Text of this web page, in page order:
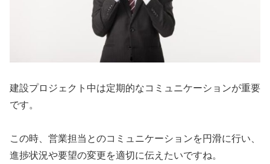
建設プロジェクト中は定期的なコミュニケーションが重要
です。
この時、営業担当とのコミュニケーションを円滑に行い、
進捗状況や要望の変更を適切に伝えたいですね。